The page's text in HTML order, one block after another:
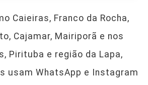
Caieiras, Franco da Rocha,
Cajamar, Mairiporã e nos
Pirituba e região da Lapa,
usam WhatsApp e Instagram